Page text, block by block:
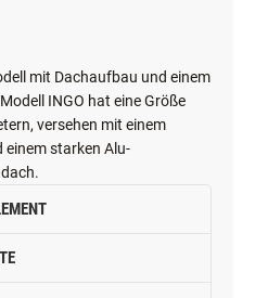
mit Dachaufbau und einem
INGO hat eine Größe
versehen mit einem
starken Alu-